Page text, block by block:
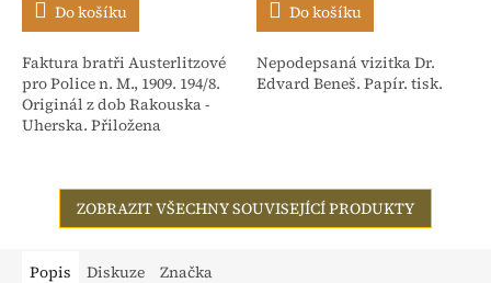
Do košíku
Faktura bratři Austerlitzové
pro Police n. M., 1909. 194/8.
Originál z dob Rakouska -
Uherska. Přiložena
dříve Isac...
Do košíku
Nepodepsaná vizitka Dr.
Edvard Beneš. Papír. tisk.
ZOBRAZIT VŠECHNY SOUVISEJÍCÍ PRODUKTY
Popis Diskuze Značka